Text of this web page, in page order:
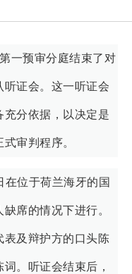
一预审分庭结束了对
证会。这一听证会
充分依据，以决定是
审判程序。
在位于荷兰海牙的国
席的情况下进行。
表及辩护方的口头陈
。听证会结束后，